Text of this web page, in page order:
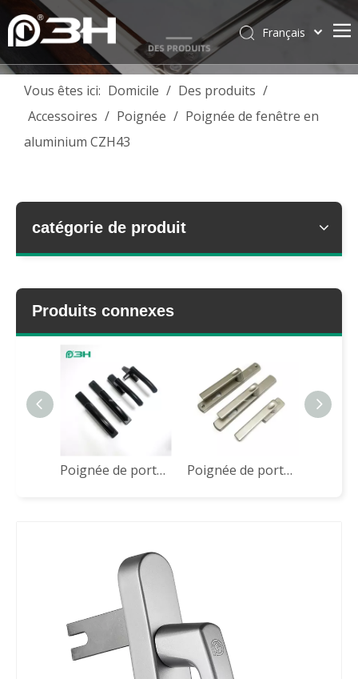
Français
简体中文
Pусский
Vous êtes ici: Domicile / Des produits /
Accessoires / Poignée / Poignée de fenêtre en
aluminium CZH43
catégorie de produit
Produits connexes
Poignée de porte de haute qualité CZM28A Poignée de porte de fenêtre en aluminium Série JCZ